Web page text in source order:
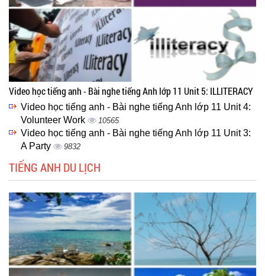
Video học tiếng anh - Bài nghe tiếng Anh lớp 11 Unit 5: ILLITERACY
Video học tiếng anh - Bài nghe tiếng Anh lớp 11 Unit 4:
Volunteer Work
10565
Video học tiếng anh - Bài nghe tiếng Anh lớp 11 Unit 3:
A Party
9832
TIẾNG ANH DU LỊCH